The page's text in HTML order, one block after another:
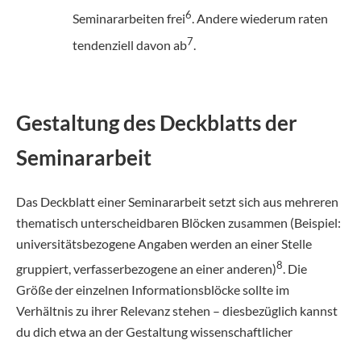
Seminararbeiten frei6. Andere wiederum raten
tendenziell davon ab7.
Gestaltung des Deckblatts der
Seminararbeit
Das Deckblatt einer Seminararbeit setzt sich aus mehreren
thematisch unterscheidbaren Blöcken zusammen (Beispiel:
universitätsbezogene Angaben werden an einer Stelle
gruppiert, verfasserbezogene an einer anderen)8. Die
Größe der einzelnen Informationsblöcke sollte im
Verhältnis zu ihrer Relevanz stehen – diesbezüglich kannst
du dich etwa an der Gestaltung wissenschaftlicher